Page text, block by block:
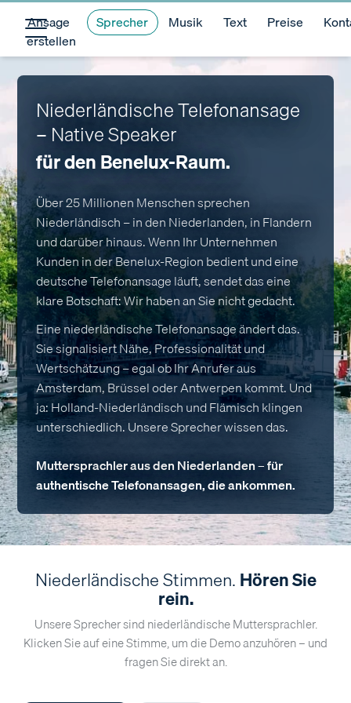
Ansage
erstellen
Sprecher Musik Text Preise
Niederländische Telefonansage
– Native Speaker
für den Benelux-Raum.
Über 25 Millionen Menschen sprechen
Niederländisch – in den Niederlanden, in Flandern
und darüber hinaus. Wenn Ihr Unternehmen
Kunden in der Benelux-Region bedient und eine
deutsche Telefonansage läuft, sendet das eine
klare Botschaft: Wir haben an Sie nicht gedacht.
Eine niederländische Telefonansage ändert das.
Sie signalisiert Nähe, Professionalität und
Wertschätzung – egal ob Ihr Anrufer aus
Amsterdam, Brüssel oder Antwerpen kommt. Und
ja: Holland-Niederländisch und Flämisch klingen
unterschiedlich. Unsere Sprecher wissen das.
Muttersprachler aus den Niederlanden – für
authentische Telefonansagen, die ankommen.
Niederländische Stimmen. Hören Sie
rein.
Unsere Sprecher sind niederländische Muttersprachler.
Klicken Sie auf eine Stimme, um die Demo anzuhören – und
fragen Sie direkt an.